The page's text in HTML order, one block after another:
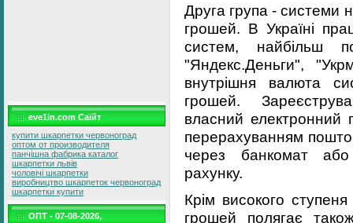
eve1in.com Саїйт
купити шкарпетки червоноград
оптом от производителя
панчішна фабрика каталог
шкарпетки львів
чоловічі шкарпетки
виробництво шкарпеток червоноград
шкарпетки купити
ОПТ - 07-08-2026,
Друга група - системи
грошей. В Україні
систем, найбільш
"Яндекс.Деньги",
внутрішня валюта
грошей.
власний електронний
перерахуванням
через банкомат
рахунку.
Крім високого
грошей полягає